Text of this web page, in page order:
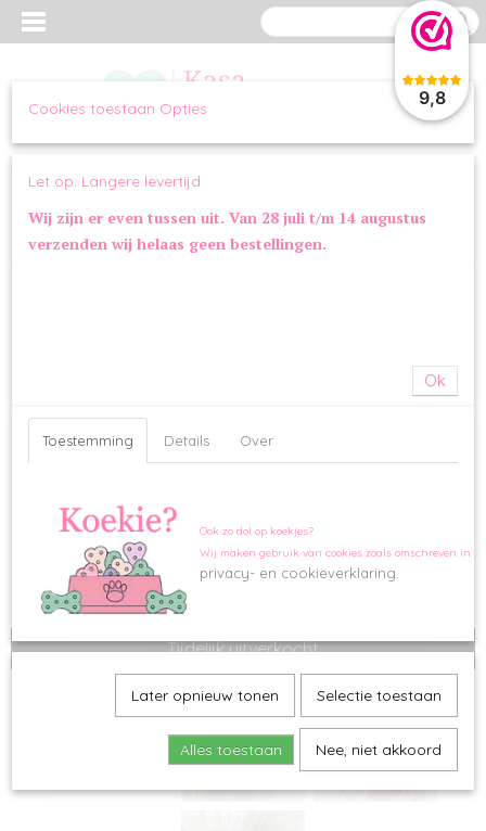
9,8
Inloggen
Home>OVERIG>VOERBAKKEN>KONG H2O Waterfles RVS Roze
Tijdelijk uitverkocht
Cookies toestaan Opties
Let op: Langere levertijd
Wij zijn er even tussen uit. Van 28 juli t/m 14 augustus
verzenden wij helaas geen bestellingen.
Ok
Toestemming Details Over
Ook zo dol op koekjes?
Wij maken gebruik van cookies zoals omschreven in
privacy- en cookieverklaring.
Later opnieuw tonen Selectie toestaan
Alles toestaan Nee, niet akkoord